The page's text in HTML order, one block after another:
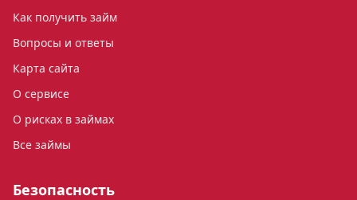
Как получить займ
Вопросы и ответы
Карта сайта
О сервисе
О рисках в займах
Все займы
Безопасность